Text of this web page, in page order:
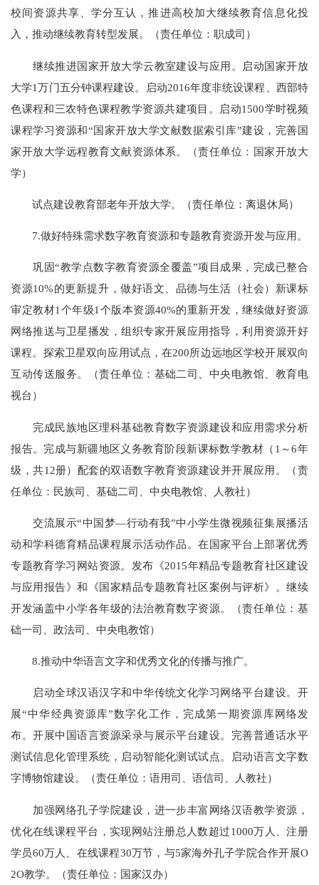
校间资源共享、学分互认，推进高校加大继续教育信息化投
入，推动继续教育转型发展。（责任单位：职成司）
继续推进国家开放大学云教室建设与应用。启动国家开放
大学1万门五分钟课程建设。启动2016年度非统设课程、西部特
色课程和三农特色课程教学资源共建项目。启动1500学时视频
课程学习资源和“国家开放大学文献数据索引库”建设，完善国
家开放大学远程教育文献资源体系。（责任单位：国家开放大
学）
试点建设教育部老年开放大学。（责任单位：离退休局）
7.做好特殊需求数字教育资源和专题教育资源开发与应用。
巩固“教学点数字教育资源全覆盖”项目成果，完成已整合
资源10%的更新提升，做好语文、品德与生活（社会）新课标
审定教材1个年级1个版本资源40%的重新开发，继续做好资源
网络推送与卫星播发，组织专家开展应用指导，利用资源开好
课程。探索卫星双向应用试点，在200所边远地区学校开展双向
互动传送服务。（责任单位：基础二司、中央电教馆、教育电
视台）
完成民族地区理科基础教育数字资源建设和应用需求分析
报告。完成与新疆地区义务教育阶段新课标数学教材（1～6年
级，共12册）配套的双语数字教育资源建设并开展应用。（责
任单位：民族司、基础二司、中央电教馆、人教社）
交流展示“中国梦—行动有我”中小学生微视频征集展播活
动和学科德育精品课程展示活动作品。在国家平台上部署优秀
专题教育学习网站资源。发布《2015年精品专题教育社区建设
与应用报告》和《国家精品专题教育社区案例与评析》。继续
开发涵盖中小学各年级的法治教育数字资源。（责任单位：基
础一司、政法司、中央电教馆）
8.推动中华语言文字和优秀文化的传播与推广。
启动全球汉语汉字和中华传统文化学习网络平台建设。开
展“中华经典资源库”数字化工作，完成第一期资源库网络发
布。开展中国语言资源采录与展示平台建设。完善普通话水平
测试信息化管理系统，启动智能化测试试点。启动语言文字数
字博物馆建设。（责任单位：语用司、语信司、人教社）
加强网络孔子学院建设，进一步丰富网络汉语教学资源，
优化在线课程平台，实现网站注册总人数超过1000万人、注册
学员60万人、在线课程30万节，与5家海外孔子学院合作开展O
2O教学。（责任单位：国家汉办）